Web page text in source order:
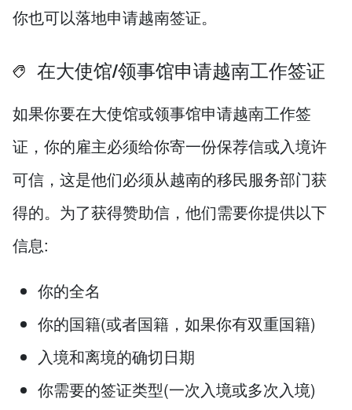
你也可以落地申请越南签证。
在大使馆/领事馆申请越南工作签证
如果你要在大使馆或领事馆申请越南工作签
证，你的雇主必须给你寄一份保荐信或入境许
可信，这是他们必须从越南的移民服务部门获
得的。为了获得赞助信，他们需要你提供以下
信息:
你的全名
你的国籍(或者国籍，如果你有双重国籍)
入境和离境的确切日期
你需要的签证类型(一次入境或多次入境)